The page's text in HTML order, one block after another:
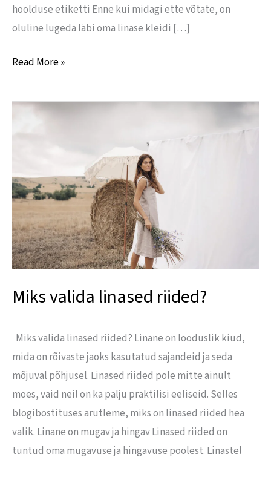
hoolduse etiketti Enne kui midagi ette võtate, on
oluline lugeda läbi oma linase kleidi […]
Read More »
Miks valida linased riided?
Miks valida linased riided? Linane on looduslik kiud,
mida on rõivaste jaoks kasutatud sajandeid ja seda
mõjuval põhjusel. Linased riided pole mitte ainult
moes, vaid neil on ka palju praktilisi eeliseid. Selles
blogibostituses arutleme, miks on linased riided hea
valik. Linane on mugav ja hingav Linased riided on
tuntud oma mugavuse ja hingavuse poolest. Linastel
Miks